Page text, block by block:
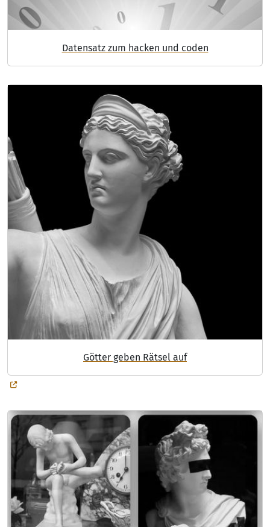
Datensatz zum hacken und coden
Götter geben Rätsel auf